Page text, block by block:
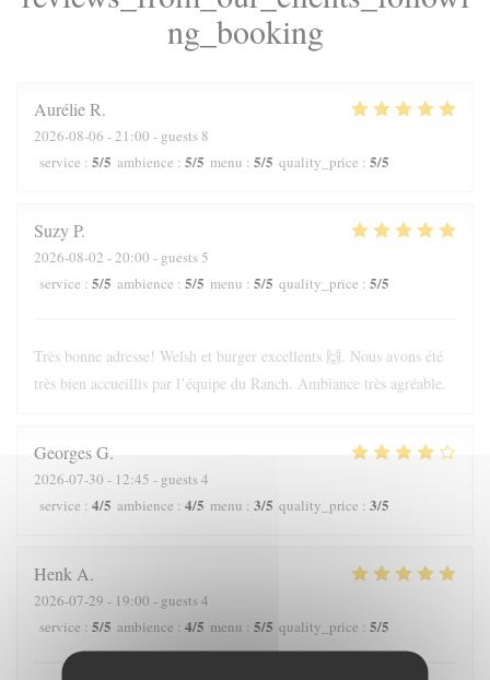
ng_booking
AurélieR
2026-08-06 - 21:00 - guests 8
service : 5/5 ambience : 5/5 menu : 5/5 quality_price : 5/5
SuzyP
2026-08-02 - 20:00 - guests 5
service : 5/5 ambience : 5/5 menu : 5/5 quality_price : 5/5
Très bonne adresse! Welsh et burger excellents 🙌. Nous avons été
très bien accueillis par l’équipe du Ranch. Ambiance très agréable.
GeorgesG
2026-07-30 - 12:45 - guests 4
service : 4/5 ambience : 4/5 menu : 3/5 quality_price : 3/5
Henk A
2026-07-29 - 19:00 - guests 4
service : 5/5 ambience : 4/5 menu : 5/5 quality_price : 5/5